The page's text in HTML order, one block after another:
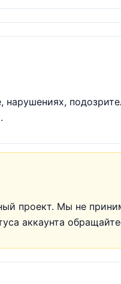
проект. Мы не
аккаунта